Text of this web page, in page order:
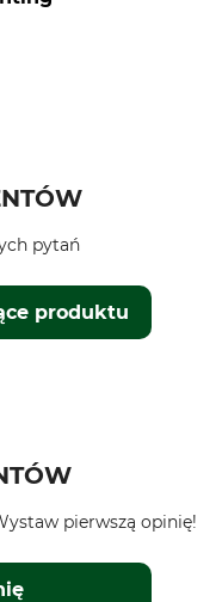
produktu
pytań
pierwszą opinię!